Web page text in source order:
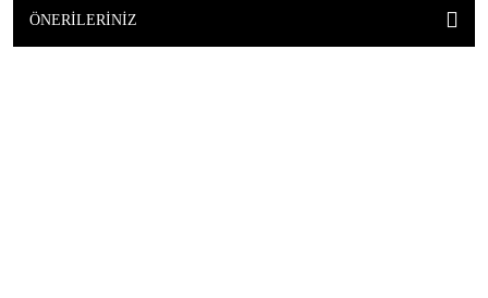
ÖNERILERINIZ